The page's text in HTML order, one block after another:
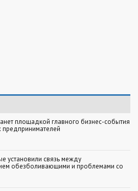
площадкой главного бизнес-события
предпринимателей
установили связь между
обезболивающими и проблемами со